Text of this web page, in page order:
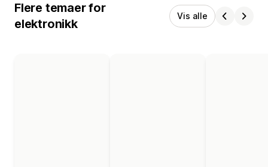
Flere temaer for
elektronikk
Vis alle